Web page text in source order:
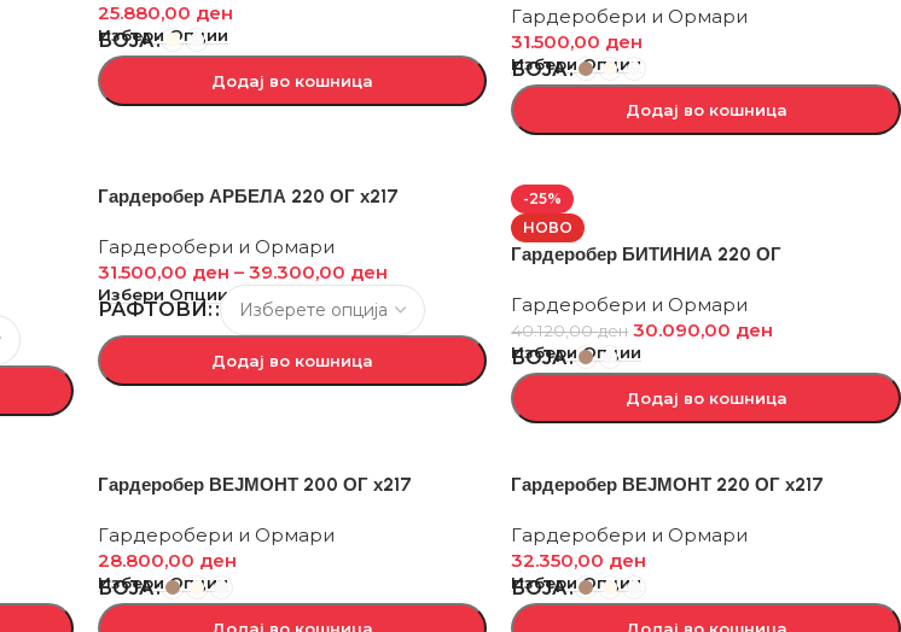
25.880,00 ден
Избери Опции
БОЈА
Додај во кошница
Гардеробери и Ормари
31.500,00 ден
Избери Опции
БОЈА
Додај во кошница
Гардеробер АРБЕЛА 220 ОГ х217
Гардеробери и Ормари
31.500,00 ден – 39.300,00 ден
Избери Опции
РАФТОВИ:
Додај во кошница
-25%
НОВО
Гардеробер БИТИНИА 220 ОГ
Гардеробери и Ормари
40.120,00ден 30.090,00 ден
Избери Опции
БОЈА
Додај во кошница
Гардеробер ВЕЈМОНТ 200 ОГ х217
Гардеробери и Ормари
28.800,00 ден
Избери Опции
БОЈА
Гардеробер ВЕЈМОНТ 220 ОГ х217
Гардеробери и Ормари
32.350,00 ден
Избери Опции
БОЈА